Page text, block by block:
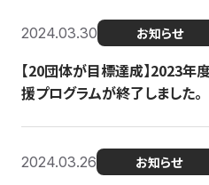
2024.03.30 お知らせ
【20団体が目標達成】2023
援プログラムが終了しました。
2024.03.26 お知らせ